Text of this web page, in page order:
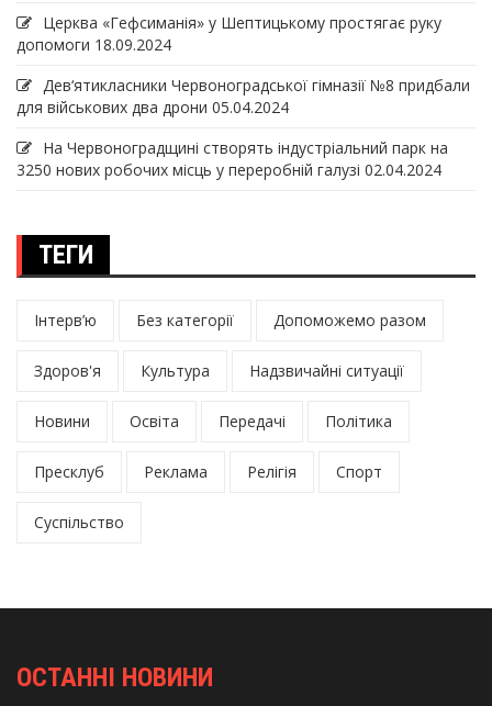
Церква «Гефсиманія» у Шептицькому простягає руку
допомоги 18.09.2024
Дев‘ятикласники Червоноградської гімназії №8 придбали
для військових два дрони 05.04.2024
На Червоноградщині створять індустріальний парк на
3250 нових робочих місць у переробній галузі 02.04.2024
ТЕГИ
Інтерв’ю Без категорії Допоможемо разом
Здоров'я Культура Надзвичайні ситуації
Новини Освіта Передачі Політика
Пресклуб Реклама Релігія Спорт
Суспільство
ОСТАННІ НОВИНИ